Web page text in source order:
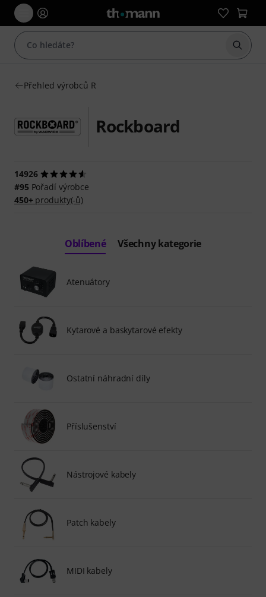
Začít
Přehled výrobců R
Rockboard
14926
#95 Pořadí výrobce
450+produkty(-ů)
Oblíbené Všechny kategorie
Atenuátory
Kytarové a baskytarové efekty
Ostatní náhradní díly
Příslušenství
Nástrojové kabely
Patch kabely
MIDI kabely